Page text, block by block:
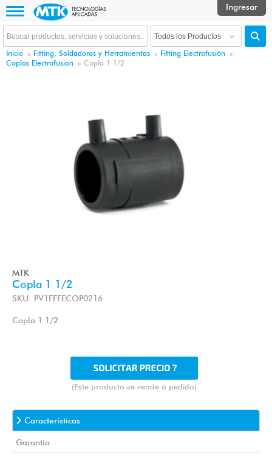
Inicio » Fitting, Soldadoras y Herramientas » Fitting Electrofusión »
Coplas Electrofusión » Copla 1 1/2
MTK
Copla 1 1/2
SKU: PV1FFFECOP0216
Copla 1 1/2
(Este producto se vende a pedido)
Características
Garantía